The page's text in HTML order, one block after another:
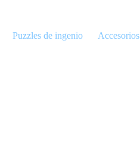
Puzzles de ingenio Accesorios